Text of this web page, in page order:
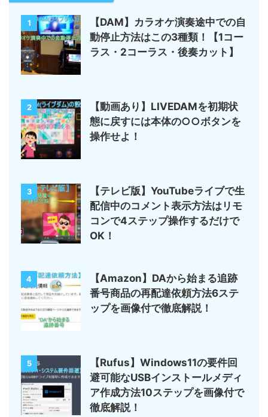
1
【DAM】カラオケ演奏途中での自
動停止方法はこの3種類！【1コー
ラス・2コーラス・後奏カット】
2
【動画あり】LIVEDAMを初期状
態に戻すには本体の○○ボタンを
操作せよ！
3
【テレビ版】YouTubeライブで生
配信中のコメント表示方法はリモ
コンで4ステップ操作するだけで
OK！
4
【Amazon】DAから始まる追跡
番号商品の再配達依頼方法6ステ
ップを画像付で徹底解説！
5
【Rufus】Windows11の要件回
避可能なUSBインストールメディ
ア作成方法10ステップを画像付で
徹底解説！